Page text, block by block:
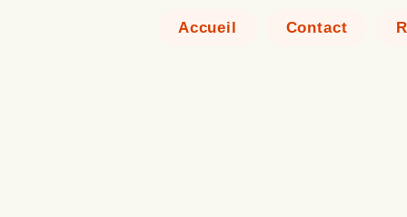
Accueil Contact